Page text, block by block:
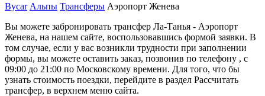
Bycar Альпы Трансферы Аэропорт Женева
Вы можете забронировать трансфер Ла-Танья - Аэропорт
Женева, на нашем сайте, воспользовавшись формой заявки. В
том случае, если у вас возникли трудности при заполнении
формы, вы можете оставить заказ, позвонив по телефону , с
09:00 до 21:00 по Московскому времени. Для того, что бы
узнать стоимость поездки, перейдите в раздел Рассчитать
трансфер, в верхнем меню сайта.